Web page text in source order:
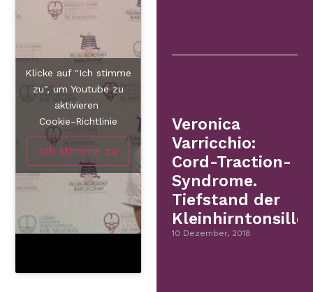
Klicke auf "Ich stimme
zu", um Youtube zu
aktivieren
Cookie-Richtlinie
Ich stimme zu
Veronica
Varricchio:
Cord-Traction-
Syndrome.
Tiefstand der
10 Dezember, 2018